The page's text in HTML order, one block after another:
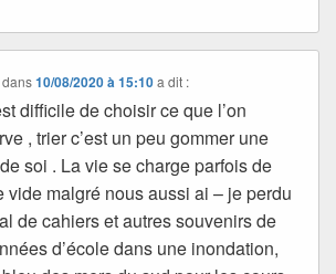
dans10/08/2020 à 15:10 a dit :
difficile de choisir ce que l’on
, trier c’est un peu gommer une
soi . La vie se charge parfois de
vide malgré nous aussi ai – je perdu
de cahiers et autres souvenirs de
d’école dans une inondation,